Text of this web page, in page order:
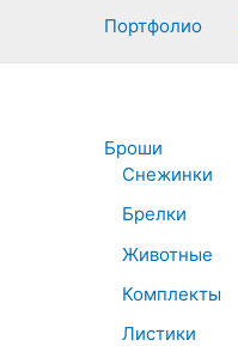
Портфолио
Броши
Снежинки
Брелки
Животные
Комплекты
Листики